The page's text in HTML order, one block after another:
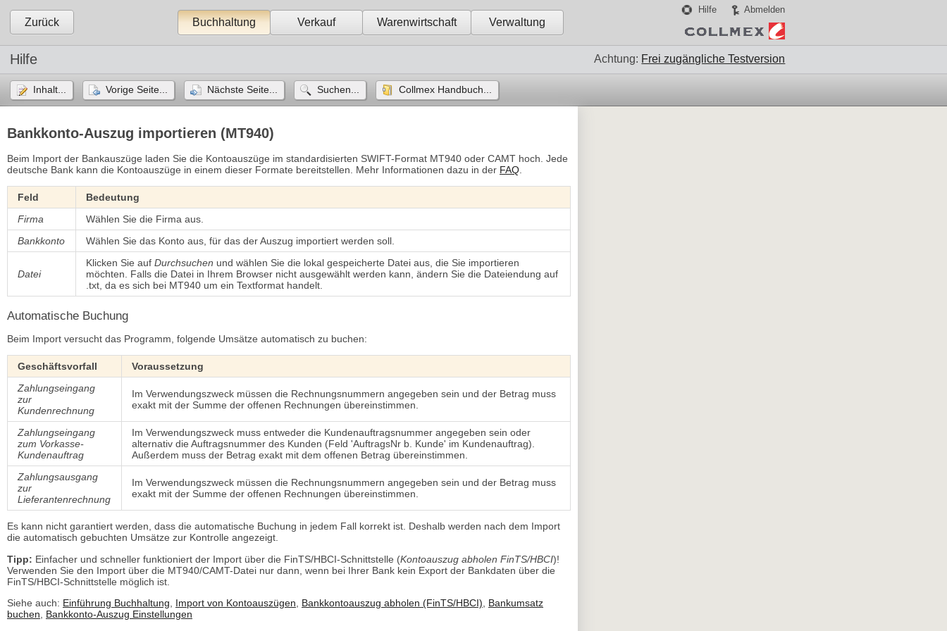
Zurück Buchhaltung Verkauf Warenwirtschaft Verwaltung
Hilfe Abmelden
Hilfe Achtung: Frei zugängliche Testversion
Inhalt... Vorige Seite... Nächste Seite... Suchen... Collmex Handbuch...
Bankkonto-Auszug importieren (MT940)
Beim Import der Bankauszüge laden Sie die Kontoauszüge im standardisierten SWIFT-Format MT940 oder CAMT hoch. Jede
deutsche Bank kann die Kontoauszüge in einem dieser Formate bereitstellen. Mehr Informationen dazu in der FAQ.
Feld
Bedeutung
Firma
Wählen Sie die Firma aus.
Bankkonto
Wählen Sie das Konto aus, für das der Auszug importiert werden soll.
Datei
Klicken Sie aufDurchsuchen und wählen Sie die lokal gespeicherte Datei aus, die Sie importieren
möchten. Falls die Datei in Ihrem Browser nicht ausgewählt werden kann, ändern Sie die Dateiendung auf
.txt, da es sich bei MT940 um ein Textformat handelt.
Automatische Buchung
Beim Import versucht das Programm, folgende Umsätze automatisch zu buchen:
Geschäftsvorfall
Voraussetzung
Zahlungseingang
zur
Kundenrechnung
Im Verwendungszweck müssen die Rechnungsnummern angegeben sein und der Betrag muss
exakt mit der Summe der offenen Rechnungen übereinstimmen.
Zahlungseingang
zum Vorkasse-
Kundenauftrag
Im Verwendungszweck muss entweder die Kundenauftragsnummer angegeben sein oder
alternativ die Auftragsnummer des Kunden (Feld 'AuftragsNr b. Kunde' im Kundenauftrag).
Außerdem muss der Betrag exakt mit dem offenen Betrag übereinstimmen.
Zahlungsausgang
zur
Lieferantenrechnung
Im Verwendungszweck müssen die Rechnungsnummern angegeben sein und der Betrag muss
exakt mit der Summe der offenen Rechnungen übereinstimmen.
Es kann nicht garantiert werden, dass die automatische Buchung in jedem Fall korrekt ist. Deshalb werden nach dem Import
die automatisch gebuchten Umsätze zur Kontrolle angezeigt.
Tipp: Einfacher und schneller funktioniert der Import über die FinTS/HBCI-Schnittstelle (Kontoauszug abholen FinTS/HBCI)!
Verwenden Sie den Import über die MT940/CAMT-Datei nur dann, wenn bei Ihrer Bank kein Export der Bankdaten über die
FinTS/HBCI-Schnittstelle möglich ist.
Siehe auch: Einführung Buchhaltung Import von Kontoauszügen Bankkontoauszug abholen (FinTS/HBCI)
Bankumsatz
buchen
Bankkonto-Auszug Einstellungen